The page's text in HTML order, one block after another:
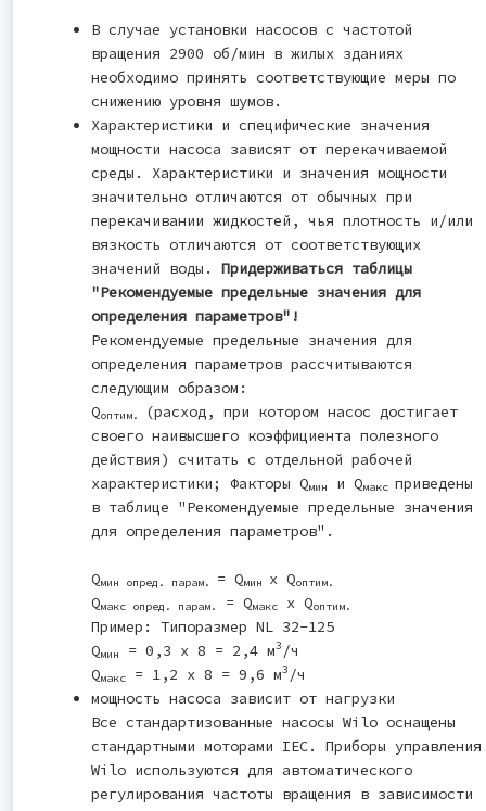
В случае установки насосов с частотой
вращения 2900 об/мин в жилых зданиях
необходимо принять соответствующие меры по
снижению уровня шумов.
Характеристики и специфические значения
мощности насоса зависят от перекачиваемой
среды. Характеристики и значения мощности
значительно отличаются от обычных при
перекачивании жидкостей, чья плотность и/или
вязкость отличаются от соответствующих
значений воды. Придерживаться таблицы
"Рекомендуемые предельные значения для
определения параметров"!
Рекомендуемые предельные значения для
определения параметров рассчитываются
следующим образом:
Qоптим.
(расход, при котором насос достигает
своего наивысшего коэффициента полезного
действия) считать с отдельной рабочей
характеристики; Факторы Qмин и Qмакс приведены
в таблице "Рекомендуемые предельные значения
для определения параметров".
Qмин опред. парам. = Qмин x Qоптим.
Qмакс опред. парам. = Qмакс x Qоптим.
Пример: Типоразмер NL 32-125
Qмин = 0,3 x 8 = 2,4 м3 /ч
Qмакс = 1,2 x 8 = 9,6 м3 /ч
мощность насоса зависит от нагрузки
Все стандартизованные насосы Wilo оснащены
стандартными моторами IEC. Приборы управления
Wilo используются для автоматического
регулирования частоты вращения в зависимости